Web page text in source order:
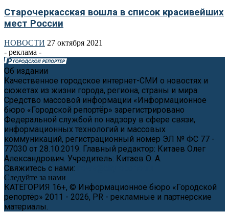
Старочеркасская вошла в список красивейших
мест России
НОВОСТИ 27 октября 2021
- реклама -
Об издании
Качественное городское интернет-СМИ о новостях и
сюжетах из жизни города, региона, страны и мира.
Средство массовой информации «Информационное
бюро «Городской репортёр» зарегистрировано
Федеральной службой по надзору в сфере связи,
информационных технологий и массовых
коммуникаций, регистрационный номер ЭЛ № ФС 77 -
77030 от 28.10.2019. Главный редактор: Китаев Олег
Александрович. Учредитель: Китаев О. А.
Свяжитесь с нами:
Следуйте за нами
КАТЕГОРИЯ 16+, © Информационное бюро «Городской
репортёр» 2011 - 2026, PR - рекламные и партнерские
материалы.